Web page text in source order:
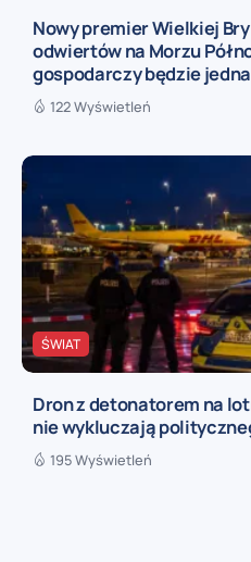
Nowy premier Wielkiej
odwiertów na Morzu
gospodarczy będzie
122 Wyświetleń
ŚWIAT
Dron z detonatorem na
nie wykluczają
195 Wyświetleń